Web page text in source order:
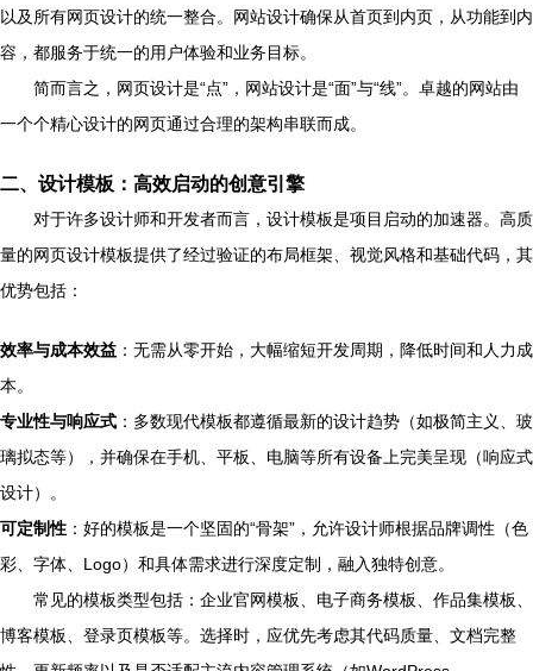
以及所有网页设计的统一整合。网站设计确保从首页到内页，从功能到内
容，都服务于统一的用户体验和业务目标。
简而言之，网页设计是“点”，网站设计是“面”与“线”。卓越的网站由
一个个精心设计的网页通过合理的架构串联而成。
二、设计模板：高效启动的创意引擎
对于许多设计师和开发者而言，设计模板是项目启动的加速器。高质
量的网页设计模板提供了经过验证的布局框架、视觉风格和基础代码，其
优势包括：
效率与成本效益 ：无需从零开始，大幅缩短开发周期，降低时间和人力成
本。
专业性与响应式 ：多数现代模板都遵循最新的设计趋势（如极简主义、玻
璃拟态等），并确保在手机、平板、电脑等所有设备上完美呈现（响应式
设计）。
可定制性 ：好的模板是一个坚固的“骨架”，允许设计师根据品牌调性（色
彩、字体、Logo）和具体需求进行深度定制，融入独特创意。
常见的模板类型包括：企业官网模板、电子商务模板、作品集模板、
博客模板、登录页模板等。选择时，应优先考虑其代码质量、文档完整